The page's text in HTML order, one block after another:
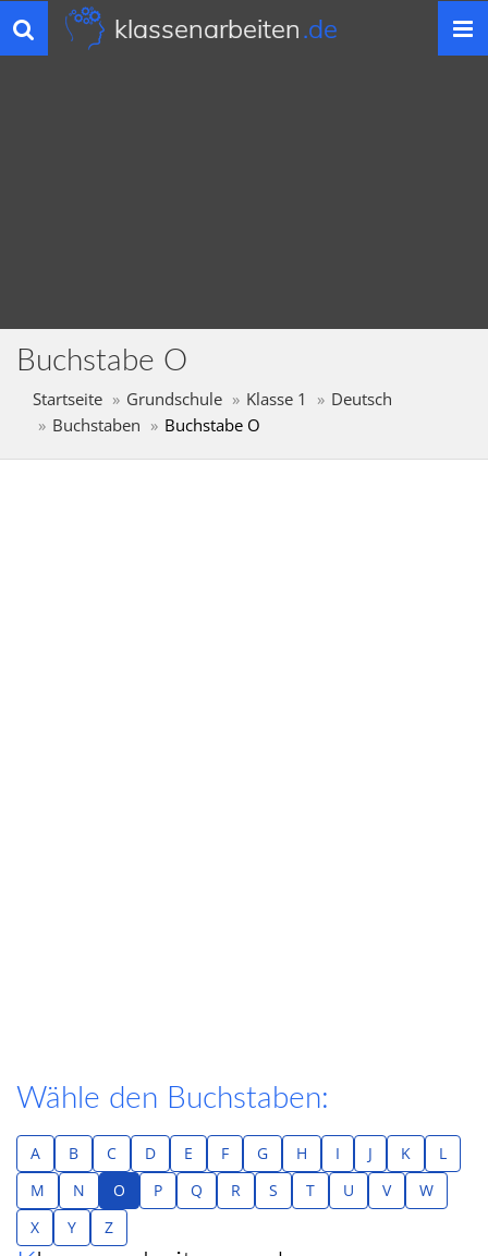
Toggle
navigation
klassenarbeiten.de
Buchstabe O
Startseite Grundschule Klasse 1
Deutsch
Buchstaben
Buchstabe O
Wähle den Buchstaben:
A B C D E F G H I J K
L
M
N O P Q R S T U V
W
X
Y Z